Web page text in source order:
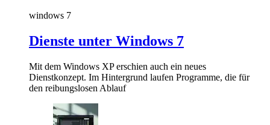
windows 7
Dienste unter Windows 7
Mit dem Windows XP erschien auch ein neues
Dienstkonzept. Im Hintergrund laufen Programme, die für
den reibungslosen Ablauf